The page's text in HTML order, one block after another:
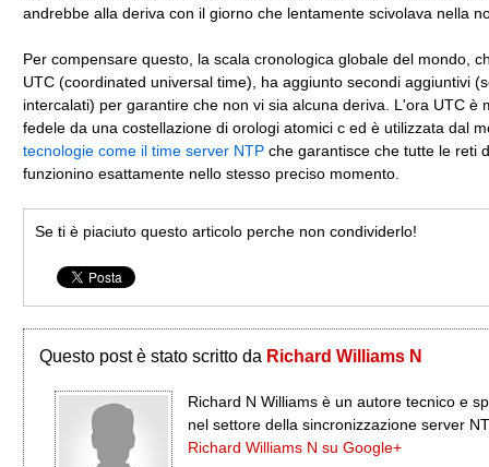
andrebbe alla deriva con il giorno che lentamente scivolava nella
Per compensare questo, la scala cronologica globale del mondo,
UTC (coordinated universal time), ha aggiunto secondi aggiuntivi
intercalati) per garantire che non vi sia alcuna deriva. L'ora UTC è
fedele da una costellazione di orologi atomici c ed è utilizzata dal
tecnologie come il time server NTP che garantisce che tutte le reti
funzionino esattamente nello stesso preciso momento.
Se ti è piaciuto questo articolo perche non condividerlo!
Questo post è stato scritto da Richard Williams N
Richard N Williams è un autore tecnico e
nel settore della sincronizzazione server
Richard Williams N su Google+